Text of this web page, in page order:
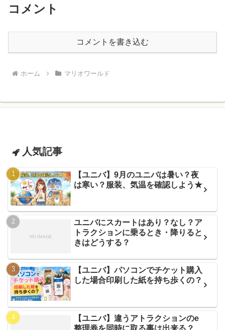
コメント
コメントを書き込む
ホーム マリオワールド
人気記事
【ユニバ】9月のユニバは暑い？夜
は寒い？服装、気温を確認しよう★
ユニバにスカートはあり？なし？ア
トラクションに乗るとき・降りると
きはどうする？
【ユニバ】パソコンでチケット購入
した場合印刷した紙を持ち歩くの？
【ユニバ】違うアトラクションのe
整理券を同時に取る事は出来る？